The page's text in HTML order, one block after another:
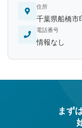
住所
千葉県船橋市
電話番号
情報なし
まず